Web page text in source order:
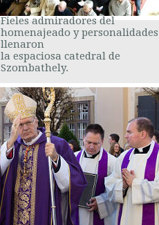
Fieles admiradores del
homenajeado y personalidades
llenaron
la espaciosa catedral de
Szombathely.